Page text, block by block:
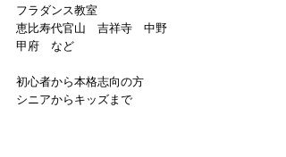
フラダンス教室
恵比寿代官山　吉祥寺　中野
甲府　など
初心者から本格志向の方
シニアからキッズまで